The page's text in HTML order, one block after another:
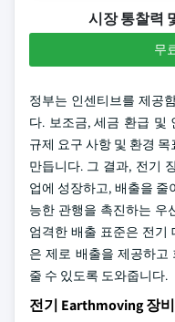
시장 통찰력
무
정부는 인센티브를 제공
다. 보조금, 세금 환급 및
규제 요구 사항 및 환경
만듭니다. 그 결과, 전기
업에 성장하고, 배출을
능한 관행을 촉진하는 우
엄격한 배출 표준은 전기
은 제로 배출을 제공하고
줄 수 있도록 도와줍니다.
전기 Earthmoving 장